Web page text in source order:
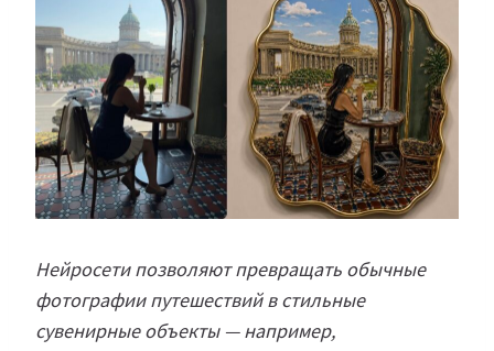
Нейросети позволяют превращать обычные
фотографии путешествий в стильные
сувенирные объекты — например,